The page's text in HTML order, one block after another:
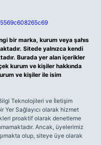
bir marka, kurum veya şahıs
Sitede yalnızca kendi
Burada yer alan içerikler
kurum ve kişiler hakkında
ve kişiler ile isim
Teknolojileri ve İletişim
Yer Sağlayıcı olarak hizmet
proaktif olarak denetleme
Ancak, üyelerimiz
olup, siteye üye olarak